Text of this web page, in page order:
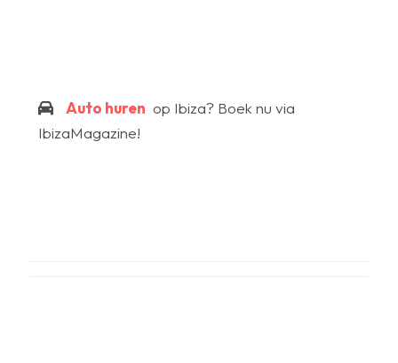
Auto huren op Ibiza? Boek nu via
IbizaMagazine!